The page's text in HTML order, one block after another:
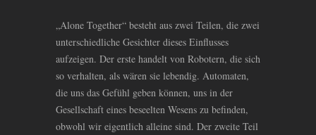
„Alone Together“ besteht aus zwei Teilen, die zwei
unterschiedliche Gesichter dieses Einflusses
aufzeigen. Der erste handelt von Robotern, die sich
so verhalten, als wären sie lebendig. Automaten,
die uns das Gefühl geben können, uns in der
Gesellschaft eines beseelten Wesens zu befinden,
obwohl wir eigentlich alleine sind. Der zweite Teil